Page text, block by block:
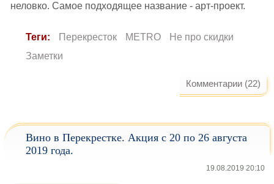
неловко. Самое подходящее название - арт-проект.
Теги: Перекресток METRO
Не про скидки
Заметки
Комментарии (22)
Вино в Перекрестке. Акция с 20 по 26 августа
2019 года.
19.08.2019 20:10